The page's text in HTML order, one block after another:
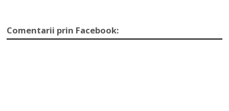
Comentarii prin Facebook: